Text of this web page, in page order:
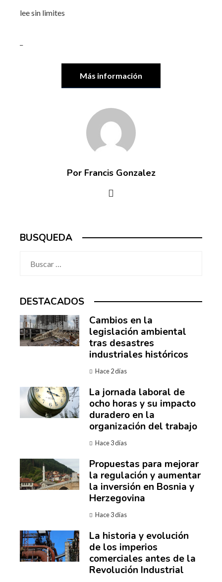
lee sin limites
Más información
Por Francis Gonzalez
BUSQUEDA
DESTACADOS
Cambios en la
legislación ambiental
tras desastres
industriales históricos
Hace 2 días
La jornada laboral de
ocho horas y su impacto
duradero en la
organización del trabajo
Hace 3 días
Propuestas para mejorar
la regulación y aumentar
la inversión en Bosnia y
Herzegovina
Hace 3 días
La historia y evolución
de los imperios
comerciales antes de la
Revolución Industrial